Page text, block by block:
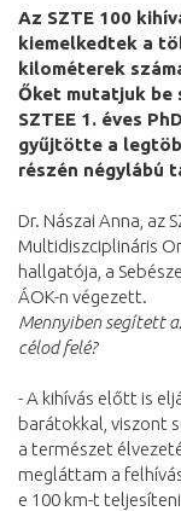
Az SZTE 100
kiemelkedtek a
kilométerek
Őket mutatjuk be
SZTEE 1. éves
gyűjtötte a
részén négylábú
Dr. Nászai Anna, az
Multidiszciplináris
hallgatója, a
ÁOK-n végezett.
Mennyiben segített
célod felé?
- A kihívás előtt is
barátokkal, viszont
a természet
megláttam a
e 100 km-t